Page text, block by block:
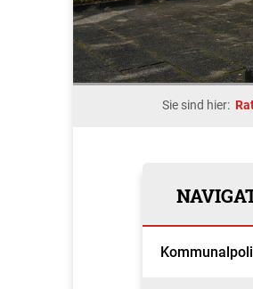
Sie sind hier: